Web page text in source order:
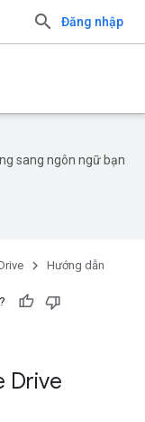
Đăng nhập
sang ngôn ngữ bạn
Hướng dẫn
Drive